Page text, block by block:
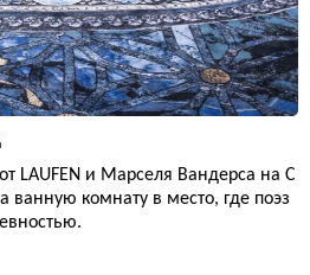
LAUFEN и Марселя Вандерса на C
ванную комнату в место, где поэз